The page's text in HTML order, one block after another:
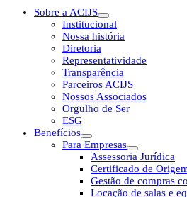
Sobre a ACIJS
Institucional
Nossa história
Diretoria
Representatividade
Transparência
Parceiros ACIJS
Nossos Associados
Orgulho de Ser
ESG
Benefícios
Para Empresas
Assessoria Jurídica
Certificado de
Gestão de compras
Locação de salas e